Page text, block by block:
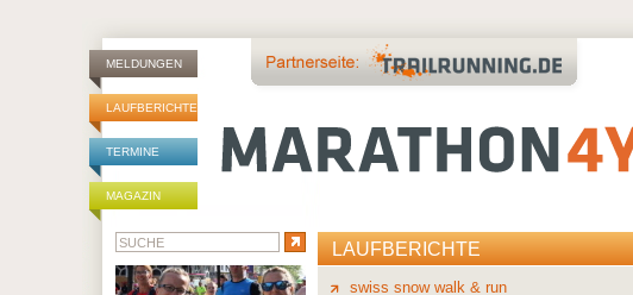
MELDUNGEN
LAUFBERICHTE
TERMINE
MAGAZIN
LAUFBERICHTE
swiss snow walk & run